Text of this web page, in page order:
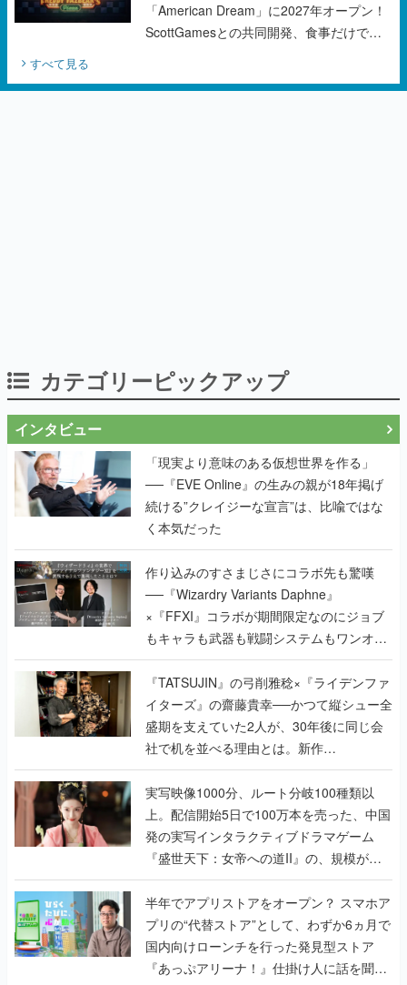
「American Dream」に2027年オープン！
ScottGamesとの共同開発、食事だけでな
すべて見る
カテゴリーピックアップ
インタビュー
「現実より意味のある仮想世界を作る」
──『EVE Online』の生みの親が18年掲げ
続ける”クレイジーな宣言”は、比喩ではな
く本気だった
作り込みのすさまじさにコラボ先も驚嘆
──『Wizardry Variants Daphne』
×『FFXI』コラボが期間限定なのにジョブ
もキャラも武器も戦闘システムもワンオフ
で作り込まれた理由を両ディレクターに聞
く
『TATSUJIN』の弓削雅稔×『ライデンファ
イターズ』の齋藤貴幸──かつて縦シュー全
盛期を支えていた2人が、30年後に同じ会
社で机を並べる理由とは。新作
『TATSUJIN EXTREME』で初タッグを組
んだレジェンド2人に訊く開発秘話
実写映像1000分、ルート分岐100種類以
上。配信開始5日で100万本を売った、中国
発の実写インタラクティブドラマゲーム
『盛世天下：女帝への道II』の、規模が違
うこだわりをプロデューサーに聞いた
半年でアプリストアをオープン？ スマホア
プリの“代替ストア”として、わずか6ヵ月で
国内向けローンチを行った発見型ストア
『あっぷアリーナ！』仕掛け人に話を聞い